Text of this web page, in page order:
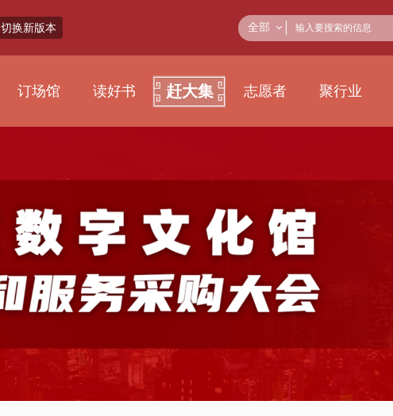
切换新版本 全部
订场馆 读好书 赶大集 志愿者 聚行业